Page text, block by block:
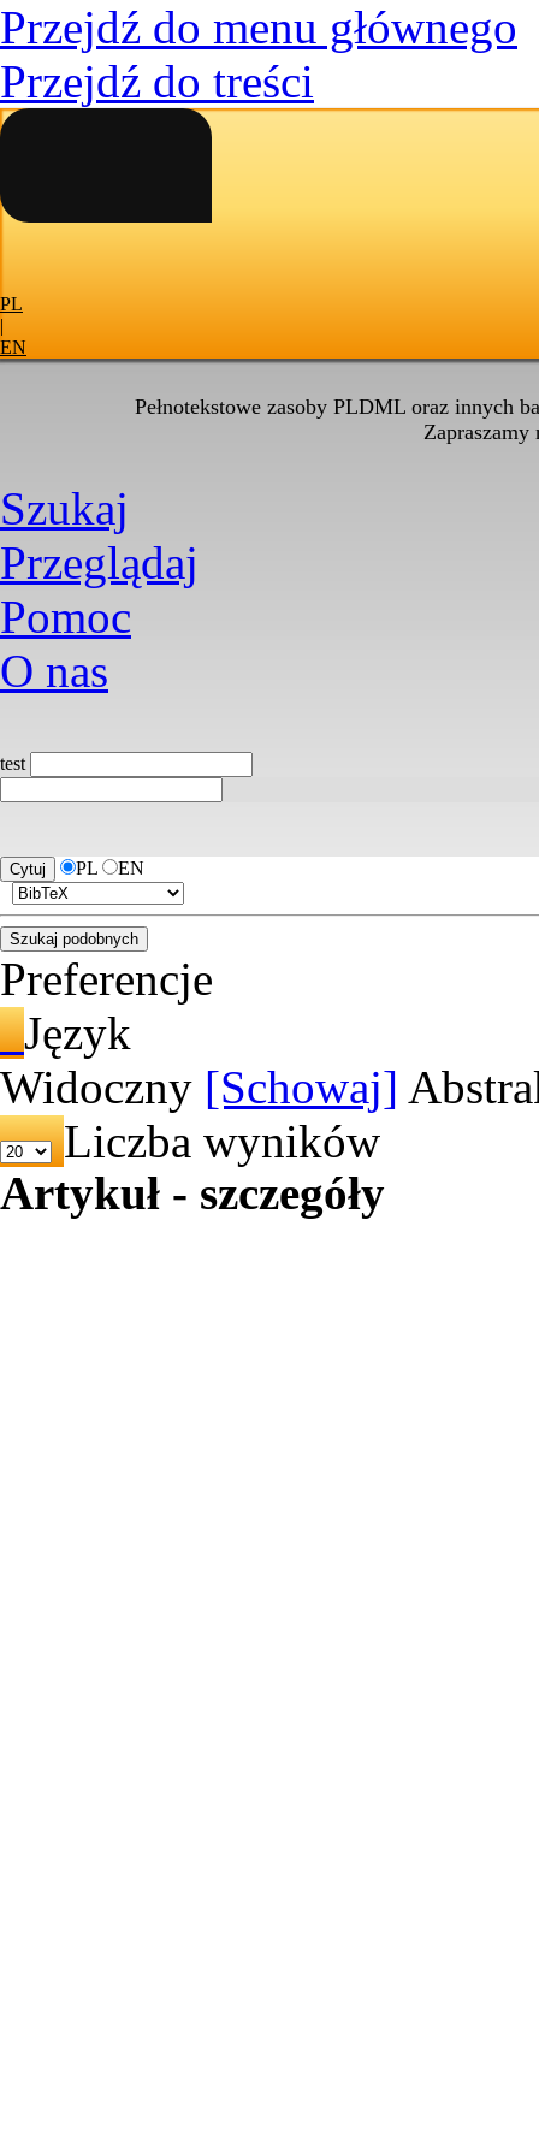
Przejdź do menu głównego
Przejdź do treści
PL
|
EN
Pełnotekstowe zasoby PLDML oraz innych
Zapraszamy
Szukaj
Przeglądaj
Pomoc
O nas
test
PL EN
Preferencje
Język
Widoczny [Schowaj]
Liczba wyników
Artykuł - szczegóły